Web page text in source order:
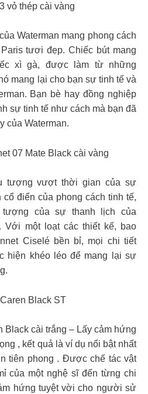
vỏ thép cài vàng
Waterman mang phong cách
tươi đẹp. Chiếc bút mang
xì gà, được làm từ những
mang lại cho bạn sự tinh tế và
Bạn bè hay đồng nghiệp
sự tinh tế như cách mà bạn đã
của Waterman.
07 Mate Black cài vàng
tượng vượt thời gian của sự
điển của phong cách tinh tế,
tượng của sự thanh lịch của
Với một loạt các thiết kế, bao
Ciselé bền bỉ, mọi chi tiết
hiện khéo léo để mang lại sự
Black ST
Black cài trắng – Lấy cảm hứng
, kết quả là ví dụ nổi bật nhất
tiên phong . Được chế tác vật
của một nghệ sĩ đến từng chi
hứng tuyệt vời cho người sử